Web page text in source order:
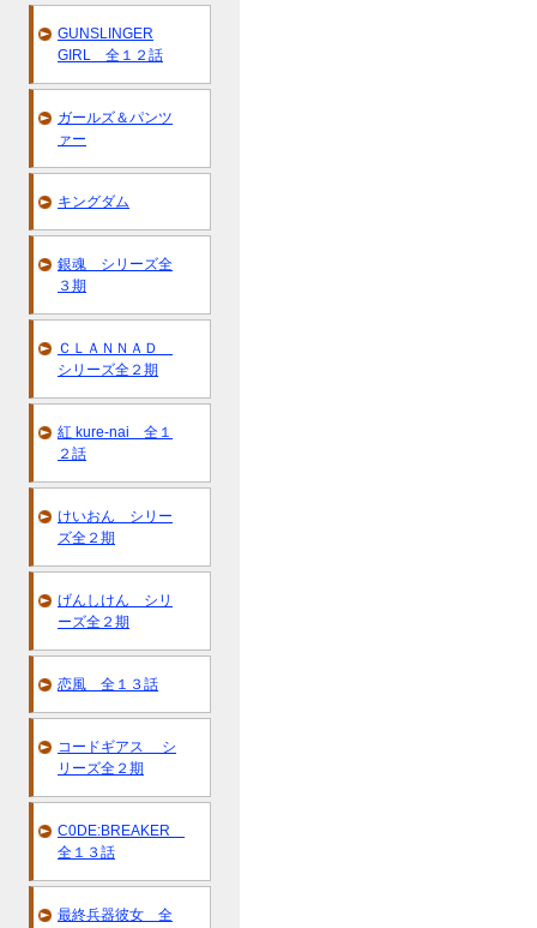
GUNSLINGER
GIRL 全１２話
ガールズ＆パンツ
ァー
キングダム
銀魂 シリーズ全
３期
ＣＬＡＮＮＡＤ
シリーズ全２期
紅 kure-nai 全１
２話
けいおん シリー
ズ全２期
げんしけん シリ
ーズ全２期
恋風 全１３話
コードギアス シ
リーズ全２期
C0DE:BREAKER
全１３話
最終兵器彼女 全